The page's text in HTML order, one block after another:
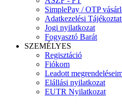
SimplePay / OTP
Adatkezelési
Jogi nyilatkozat
Fogyasztó Barát
SZEMÉLYES
Regisztáció
Fiókom
Leadott
Elállási nyilatkozat
EUTR Nyilatkozat